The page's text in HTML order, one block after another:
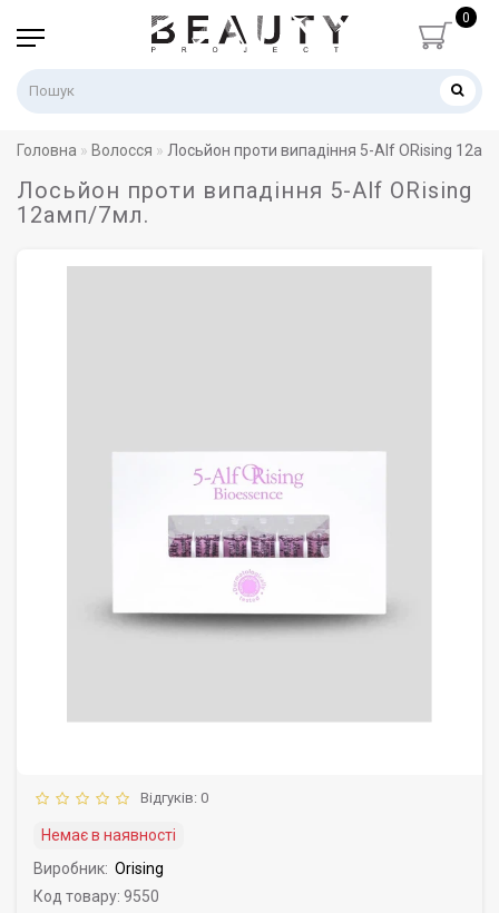
0
Головна Волосся Лосьйон проти випадіння 5-Alf ORising
Лосьйон проти випадіння 5-Alf ORising
12амп/7мл.
Відгуків: 0
Немає в наявності
Виробник: Orising
Код товару: 9550